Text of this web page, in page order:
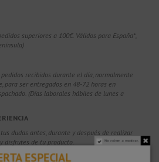
superiores a 100€. Válidos para España*,
recibidos durante el día, normalmente
para ser entregados en 48-72 horas en
(Días laborales hábiles de lunes a
dudas antes, durante y después de realizar
disfrutes de tu producto.
No volver a mostrar.
ESPECIAL